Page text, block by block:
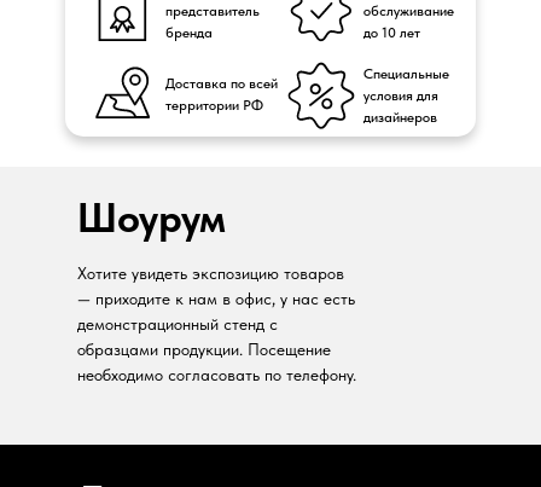
представитель
бренда
Доставка по всей
территории РФ
обслуживание
до 10 лет
Специальные
условия для
дизайнеров
Шоурум
Хотите увидеть экспозицию товаров
— приходите к нам в офис, у нас есть
демонстрационный стенд с
образцами продукции. Посещение
необходимо согласовать по телефону.